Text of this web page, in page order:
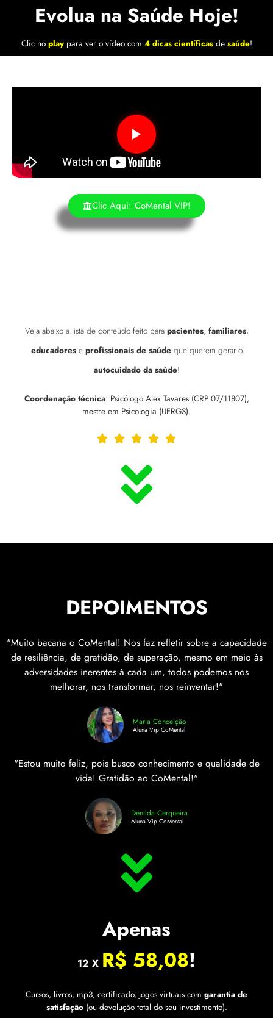
Evolua na Saúde Hoje!
Clic no play para ver o vídeo com 4 dicas científicasde saúde!
Clic Aqui: CoMental VIP!
Veja abaixo a lista de conteúdo feito para pacientes, familiares,
educadorese profissionais de saúdeque querem gerar o
autocuidado da saúde!
Coordenação técnica: Psicólogo Alex Tavares (CRP 07/11807),
mestre em Psicologia (UFRGS).
    
DEPOIMENTOS
"Muito bacana o CoMental! Nos faz refletir sobre a capacidade
de resiliência, de gratidão, de superação, mesmo em meio às
adversidades inerentes à cada um, todos podemos nos
melhorar, nos transformar, nos reinventar!"
Maria Conceição
Aluna Vip CoMental
"Estou muito feliz, pois busco conhecimento e qualidade de
vida! Gratidão ao CoMental!"
Denilda Cerqueira
Aluna Vip CoMental
Apenas
12 X R$ 58,08!
Cursos, livros, mp3, certificado, jogos virtuais com garantia de
satisfação(ou devolução total do seu investimento).